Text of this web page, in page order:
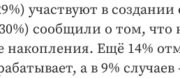
участвуют в
сообщили о том, что
Ещё 14%
а в 9%